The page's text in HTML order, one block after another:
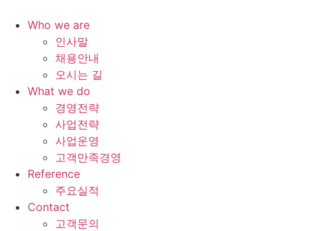
Who we are
인사말
채용안내
오시는 길
What we do
경영전략
사업전략
사업운영
고객만족경영
Reference
주요실적
Contact
고객문의